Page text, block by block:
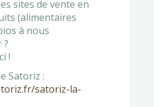
sites de vente en
(alimentaires
à nous
?
!
Satoriz :
satoriz-la-